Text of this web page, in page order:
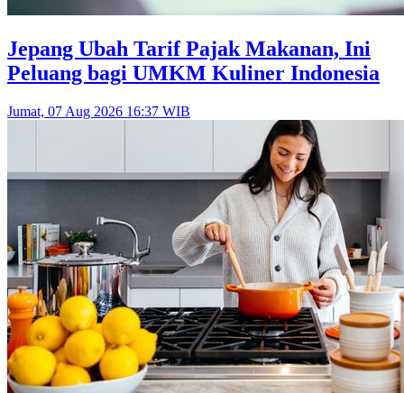
Jepang Ubah Tarif Pajak Makanan, Ini
Peluang bagi UMKM Kuliner Indonesia
Jumat, 07 Aug 2026 16:37 WIB